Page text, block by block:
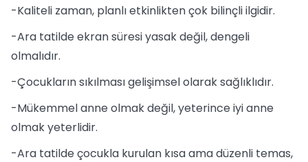
-Kaliteli zaman, planlı etkinlikten çok bilinçli ilgidir.
-Ara tatilde ekran süresi yasak değil, dengeli
olmalıdır.
-Çocukların sıkılması gelişimsel olarak sağlıklıdır.
-Mükemmel anne olmak değil, yeterince iyi anne
olmak yeterlidir.
-Ara tatilde çocukla kurulan kısa ama düzenli temas,